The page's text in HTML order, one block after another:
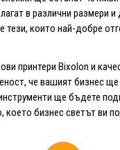
в различни размери
тези, които най-добре
принтери Bixolon и
че вашият бизнес
ще бъдете
което бизнес светът ви